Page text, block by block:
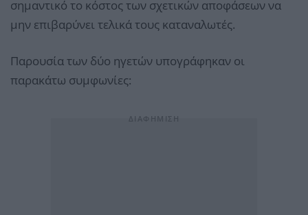
σημαντικό το κόστος των σχετικών αποφάσεων να
μην επιβαρύνει τελικά τους καταναλωτές.
Παρουσία των δύο ηγετών υπογράφηκαν οι
παρακάτω συμφωνίες: